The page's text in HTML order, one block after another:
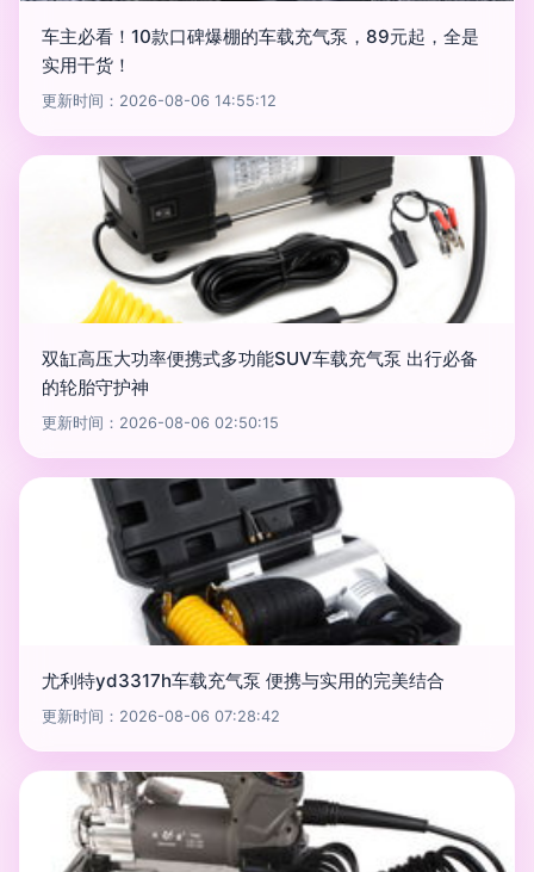
车主必看！10款口碑爆棚的车载充气泵，89元起，全是
实用干货！
更新时间：2026-08-06 14:55:12
双缸高压大功率便携式多功能SUV车载充气泵 出行必备
的轮胎守护神
更新时间：2026-08-06 02:50:15
尤利特yd3317h车载充气泵 便携与实用的完美结合
更新时间：2026-08-06 07:28:42